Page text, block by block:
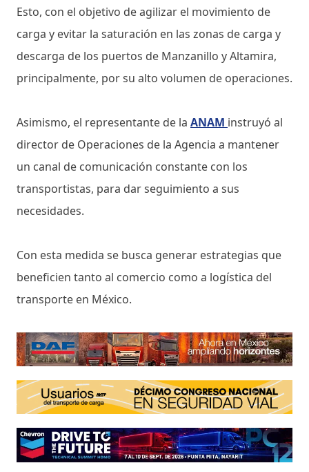
Esto, con el objetivo de agilizar el movimiento de
carga y evitar la saturación en las zonas de carga y
descarga de los puertos de Manzanillo y Altamira,
principalmente, por su alto volumen de operaciones.
Asimismo, el representante de la ANAM instruyó al
director de Operaciones de la Agencia a mantener
un canal de comunicación constante con los
transportistas, para dar seguimiento a sus
necesidades.
Con esta medida se busca generar estrategias que
beneficien tanto al comercio como a logística del
transporte en México.